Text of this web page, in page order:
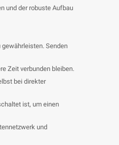
und der robuste Aufbau
Senden
Zeit verbunden bleiben.
bei direkter
ist, um einen
und